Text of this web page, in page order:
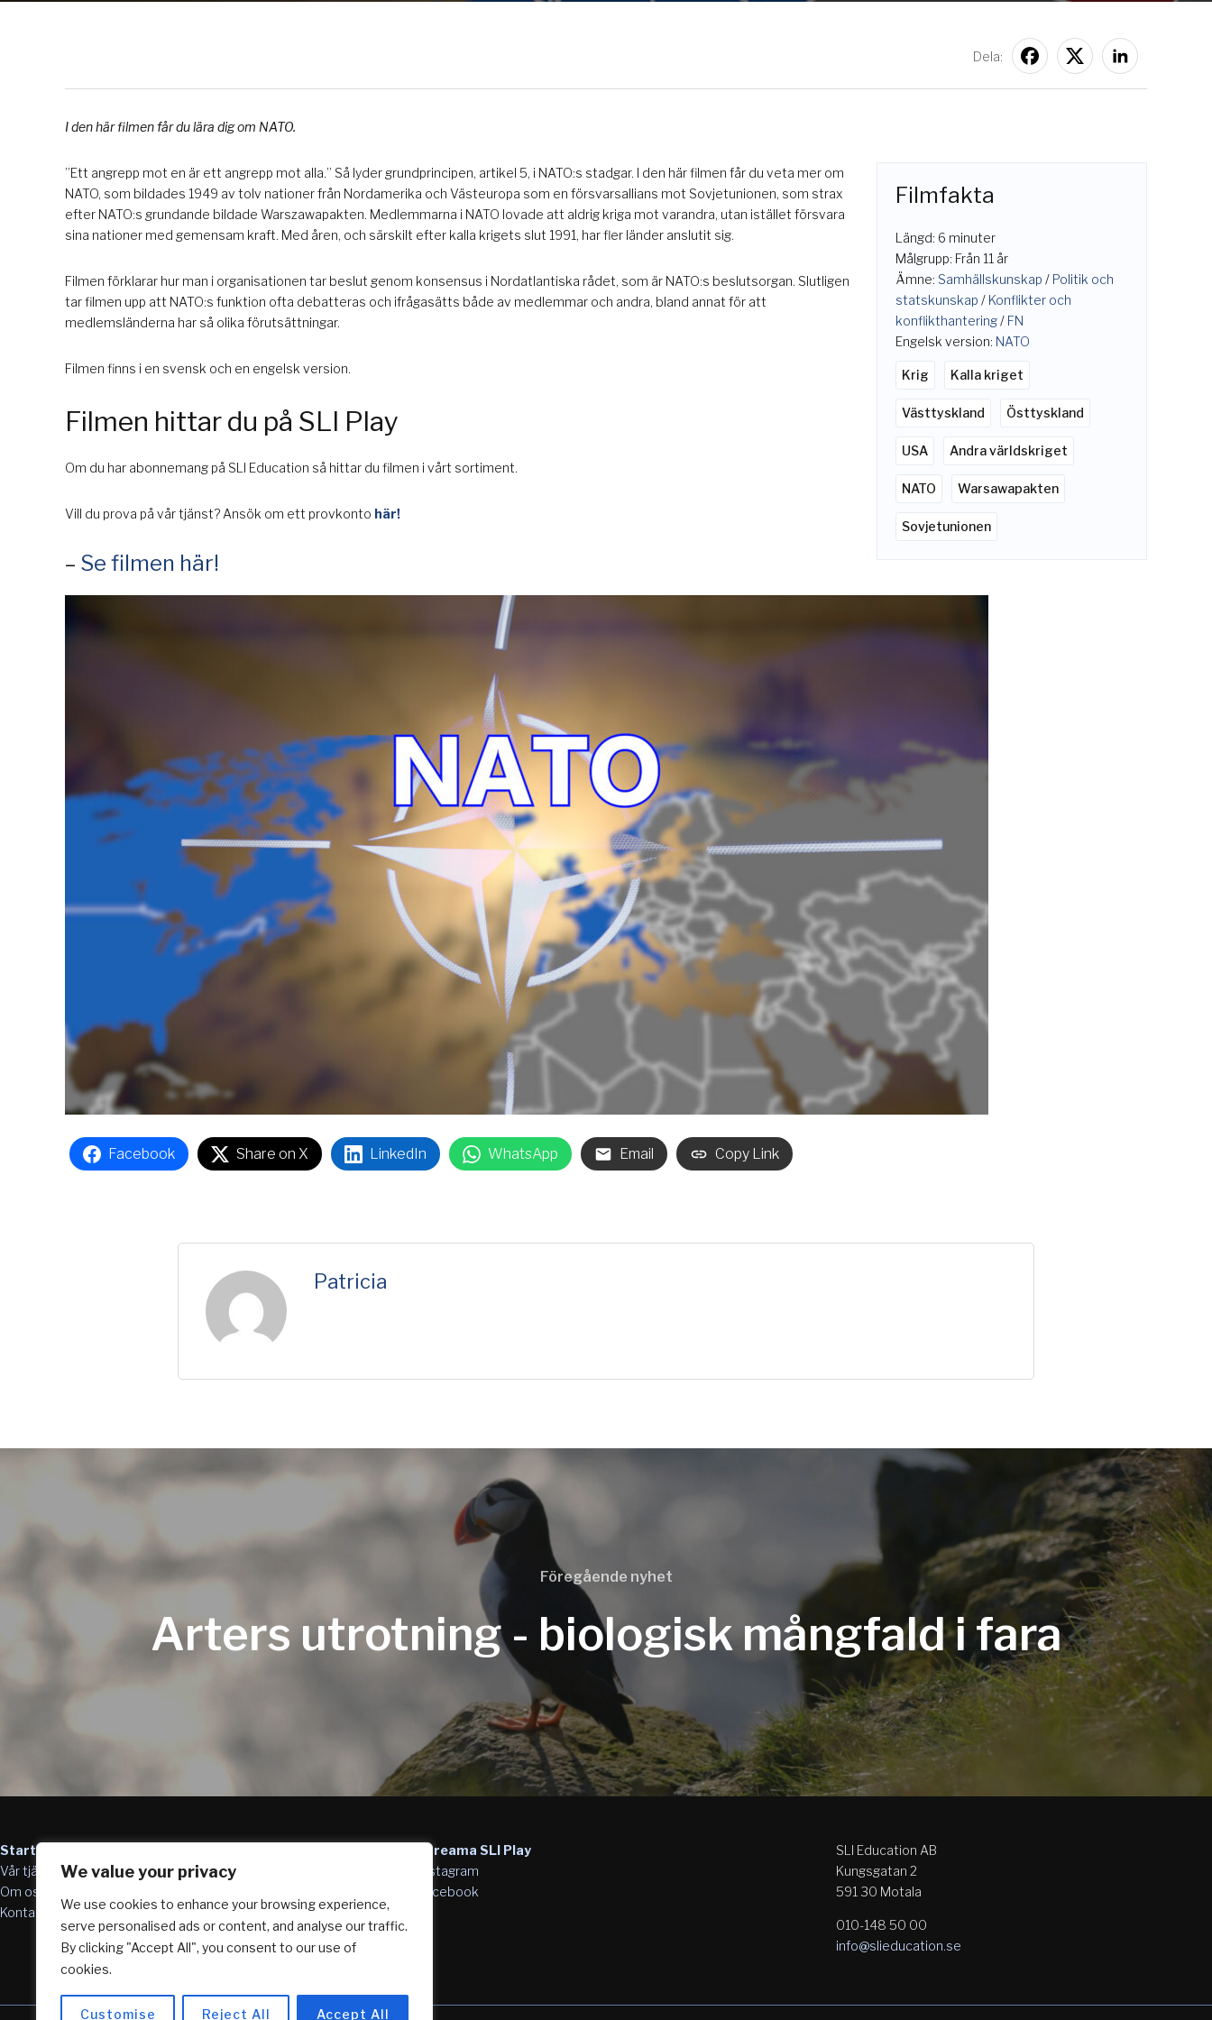
We value your privacy
We use cookies to enhance your browsing experience,
serve personalised ads or content, and analyse our traffic.
By clicking "Accept All", you consent to our use of
cookies.
Customise Reject All Accept All
Dela:
I den här filmen får du lära dig om NATO.
Filmfakta
Längd: 6 minuter
Målgrupp: Från 11 år
Ämne: Samhällskunskap / Politik och
statskunskap / Konflikter och
konflikthantering/ FN
Engelsk version: NATO
Krig Kalla kriget
Västtyskland Östtyskland
USA Andra världskriget
NATO Warsawapakten
Sovjetunionen
”Ett angrepp mot en är ett angrepp mot alla.” Så lyder grundprincipen, artikel 5, i NATO:s stadgar. I den här filmen får du veta mer om
NATO, som bildades 1949 av tolv nationer från Nordamerika och Västeuropa som en försvarsallians mot Sovjetunionen, som strax
efter NATO:s grundande bildade Warszawapakten. Medlemmarna i NATO lovade att aldrig kriga mot varandra, utan istället försvara
sina nationer med gemensam kraft. Med åren, och särskilt efter kalla krigets slut 1991, har fler länder anslutit sig.
Filmen förklarar hur man i organisationen tar beslut genom konsensus i Nordatlantiska rådet, som är NATO:s beslutsorgan. Slutligen
tar filmen upp att NATO:s funktion ofta debatteras och ifrågasätts både av medlemmar och andra, bland annat för att
medlemsländerna har så olika förutsättningar.
Filmen finns i en svensk och en engelsk version.
Filmen hittar du på SLI Play
Om du har abonnemang på SLI Education så hittar du filmen i vårt sortiment.
Vill du prova på vår tjänst? Ansök om ett provkonto här!
– Se filmen här!
Facebook Share on X LinkedIn WhatsApp Email Copy Link
Patricia
Föregående nyhet
Arters utrotning - biologisk mångfald i fara
Startsida
Vår tjänst
Om oss
Kontakta oss
Streama SLI Play
Instagram
Facebook
SLI Education AB
Kungsgatan 2
591 30 Motala
010-148 50 00
info@slieducation.se